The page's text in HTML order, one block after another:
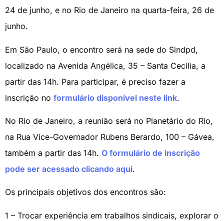
24 de junho, e no Rio de Janeiro na quarta-feira, 26 de
junho.
Em São Paulo, o encontro será na sede do Sindpd,
localizado na Avenida Angélica, 35 – Santa Cecília, a
partir das 14h. Para participar, é preciso fazer a
inscrição no formulário disponível neste link.
No Rio de Janeiro, a reunião será no Planetário do Rio,
na Rua Vice-Governador Rubens Berardo, 100 – Gávea,
também a partir das 14h. O formulário de inscrição
pode ser acessado clicando aqui.
Os principais objetivos dos encontros são:
1 – Trocar experiência em trabalhos sindicais, explorar o